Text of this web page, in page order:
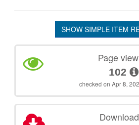
SHOW SIMPLE ITEM
Page
102
checked on Apr 8,